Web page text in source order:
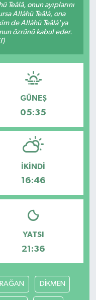
Teâlâ, onun ayıplarını
Allâhü Teâlâ, ona
de Allâhü Teâlâ'ya
özrünü kabul eder.
GÜNEŞ
05:35
İKINDI
16:46
YATSI
21:36
DİKMEN